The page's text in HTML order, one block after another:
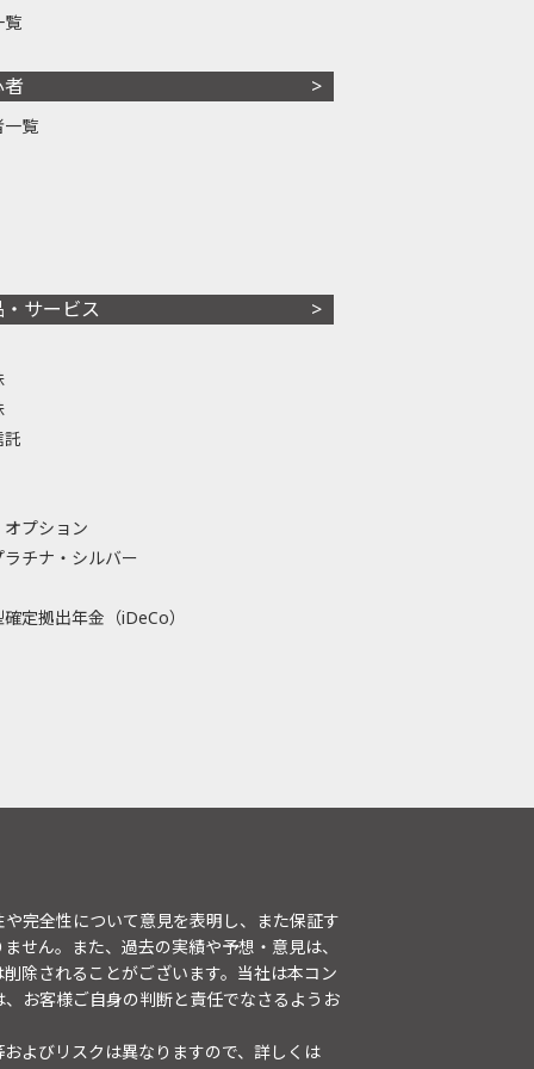
覧
一覧
サービス
託
プション
ラチナ・シルバー
定拠出年金（iDeCo）
完全性について意見を表明し、また保証す
せん。また、過去の実績や予想・意見は、
除されることがございます。当社は本コン
お客様ご自身の判断と責任でなさるようお
よびリスクは異なりますので、詳しくは